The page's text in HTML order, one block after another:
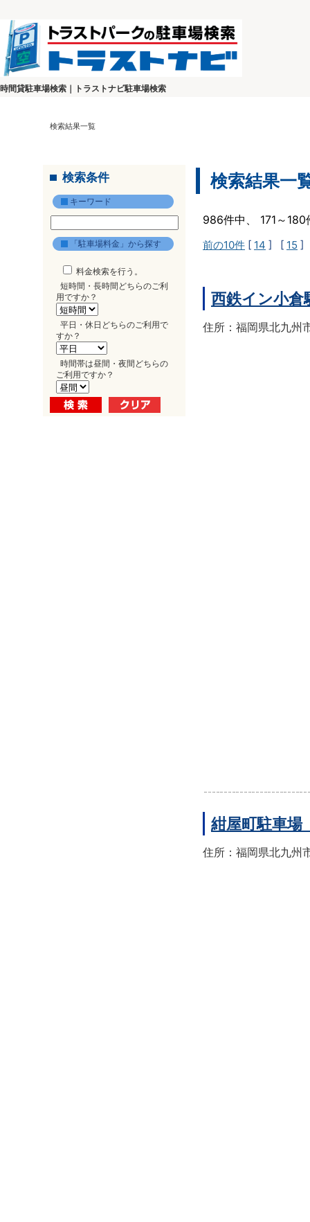
時間貸駐車場検索｜トラストナビ駐車場検索
検索結果一覧
検索条件
キーワード
「駐車場料金」から探す
料金検索を行う。
短時間・長時間どちらのご利
用ですか？
平日・休日どちらのご利用で
すか？
時間帯は昼間・夜間どちらの
ご利用ですか？
検索結果一
986件中、 171～
前の10件 [ 14 ] [ 15 ]
西鉄イン小倉
住所：福岡県北九州
紺屋町駐車場
住所：福岡県北九州